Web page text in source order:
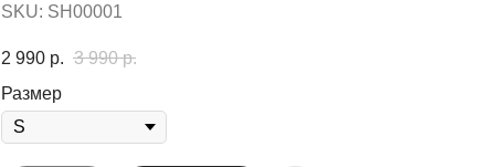
SKU: SH00001
2 990 р. 3 990 р.
Размер